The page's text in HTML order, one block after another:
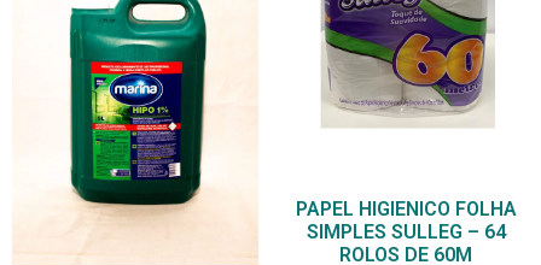
PAPEL HIGIENICO FOLHA
SIMPLES SULLEG – 64
ROLOS DE 60M